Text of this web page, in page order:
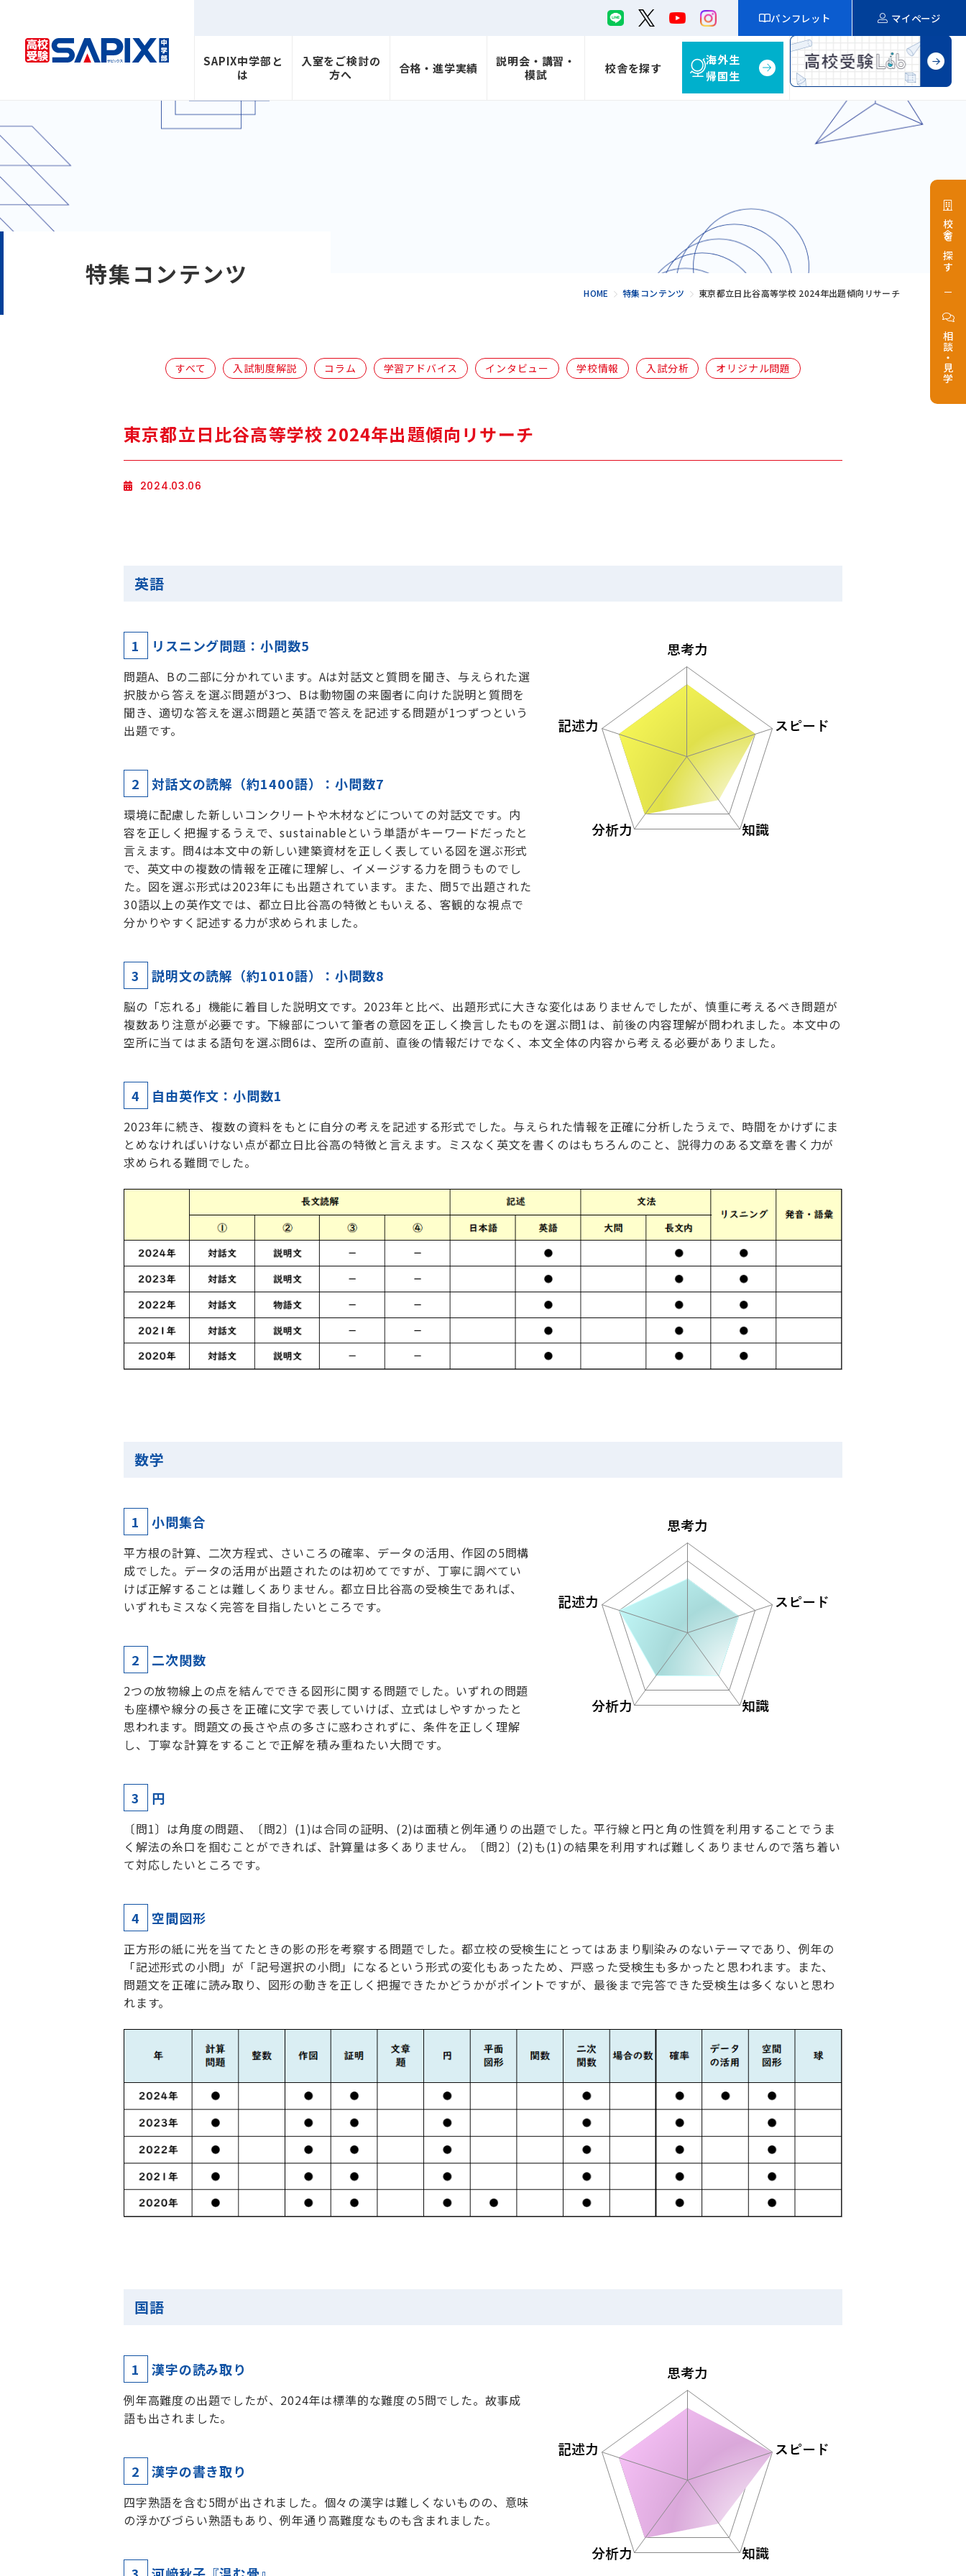
SAPIX中学部と
は
入室をご検討の
方へ
合格・進学実績
説明会・講習・
模試
校舎を探す
海外生
帰国生
パンフレット マイページ
特集コンテンツ
HOME 特集コンテンツ 東京都立日比谷高等学校 2024年出題傾向リサーチ
すべて 入試制度解説 コラム 学習アドバイス インタビュー 学校情報 入試分析 オリジナル問題
東京都立日比谷高等学校 2024年出題傾向リサーチ
2024.03.06
英語
1 リスニング問題：小問数5
問題A、Bの二部に分かれています。Aは対話文と質問を聞き、与えられた選
択肢から答えを選ぶ問題が3つ、Bは動物園の来園者に向けた説明と質問を
聞き、適切な答えを選ぶ問題と英語で答えを記述する問題が1つずつという
出題です。
2 対話文の読解（約1400語）：小問数7
環境に配慮した新しいコンクリートや木材などについての対話文です。内
容を正しく把握するうえで、sustainableという単語がキーワードだったと
言えます。問4は本文中の新しい建築資材を正しく表している図を選ぶ形式
で、英文中の複数の情報を正確に理解し、イメージする力を問うものでし
た。図を選ぶ形式は2023年にも出題されています。また、問5で出題された
30語以上の英作文では、都立日比谷高の特徴ともいえる、客観的な視点で
分かりやすく記述する力が求められました。
3 説明文の読解（約1010語）：小問数8
脳の「忘れる」機能に着目した説明文です。2023年と比べ、出題形式に大きな変化はありませんでしたが、慎重に考えるべき問題が
複数あり注意が必要です。下線部について筆者の意図を正しく換言したものを選ぶ問1は、前後の内容理解が問われました。本文中の
空所に当てはまる語句を選ぶ問6は、空所の直前、直後の情報だけでなく、本文全体の内容から考える必要がありました。
4 自由英作文：小問数1
2023年に続き、複数の資料をもとに自分の考えを記述する形式でした。与えられた情報を正確に分析したうえで、時間をかけずにま
とめなければいけない点が都立日比谷高の特徴と言えます。ミスなく英文を書くのはもちろんのこと、説得力のある文章を書く力が
求められる難問でした。
数学
1 小問集合
平方根の計算、二次方程式、さいころの確率、データの活用、作図の5問構
成でした。データの活用が出題されたのは初めてですが、丁寧に調べてい
けば正解することは難しくありません。都立日比谷高の受検生であれば、
いずれもミスなく完答を目指したいところです。
2 二次関数
2つの放物線上の点を結んでできる図形に関する問題でした。いずれの問題
も座標や線分の長さを正確に文字で表していけば、立式はしやすかったと
思われます。問題文の長さや点の多さに惑わされずに、条件を正しく理解
し、丁寧な計算をすることで正解を積み重ねたい大問です。
3 円
〔問1〕は角度の問題、〔問2〕(1)は合同の証明、(2)は面積と例年通りの出題でした。平行線と円と角の性質を利用することでうま
く解法の糸口を掴むことができれば、計算量は多くありません。〔問2〕(2)も(1)の結果を利用すれば難しくありませんので落ち着い
て対応したいところです。
4 空間図形
正方形の紙に光を当てたときの影の形を考察する問題でした。都立校の受検生にとってはあまり馴染みのないテーマであり、例年の
「記述形式の小問」が「記号選択の小問」になるという形式の変化もあったため、戸惑った受検生も多かったと思われます。また、
問題文を正確に読み取り、図形の動きを正しく把握できたかどうかがポイントですが、最後まで完答できた受検生は多くないと思わ
れます。
国語
1 漢字の読み取り
例年高難度の出題でしたが、2024年は標準的な難度の5問でした。故事成
語も出されました。
2 漢字の書き取り
四字熟語を含む5問が出されました。個々の漢字は難しくないものの、意味
の浮かびづらい熟語もあり、例年通り高難度なものも含まれました。
校舎を探す
相談・見学